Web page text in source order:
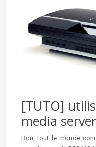
[TUTO]
media server
Bon, tout le monde